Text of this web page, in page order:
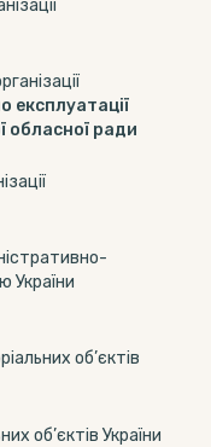
експлуатації
обласної ради
України
об’єктів
об’єктів України